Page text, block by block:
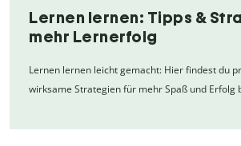
Lernen lernen: Tipps &
mehr Lernerfolg
Lernen lernen leicht gemacht: Hier findest du
wirksame Strategien für mehr Spaß und Erfolg